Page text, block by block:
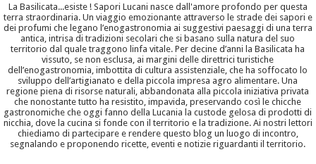
La Basilicata...esiste ! Sapori Lucani nasce dall'amore profondo per questa
terra straordinaria. Un viaggio emozionante attraverso le strade dei sapori e
dei profumi che legano l’enogastronomia ai suggestivi paesaggi di una terra
antica, intrisa di tradizioni secolari che si basano sulla natura del suo
territorio dal quale traggono linfa vitale. Per decine d’anni la Basilicata ha
vissuto, se non esclusa, ai margini delle direttrici turistiche
dell’enogastronomia, imbottita di cultura assistenziale, che ha soffocato lo
sviluppo dell’artigianato e della piccola impresa agro alimentare. Una
regione piena di risorse naturali, abbandonata alla piccola iniziativa privata
che nonostante tutto ha resistito, impavida, preservando così le chicche
gastronomiche che oggi fanno della Lucania la custode gelosa di prodotti di
nicchia, dove la cucina si fonde con il territorio e la tradizione. Ai nostri lettori
chiediamo di partecipare e rendere questo blog un luogo di incontro,
segnalando e proponendo ricette, eventi e notizie riguardanti il territorio.